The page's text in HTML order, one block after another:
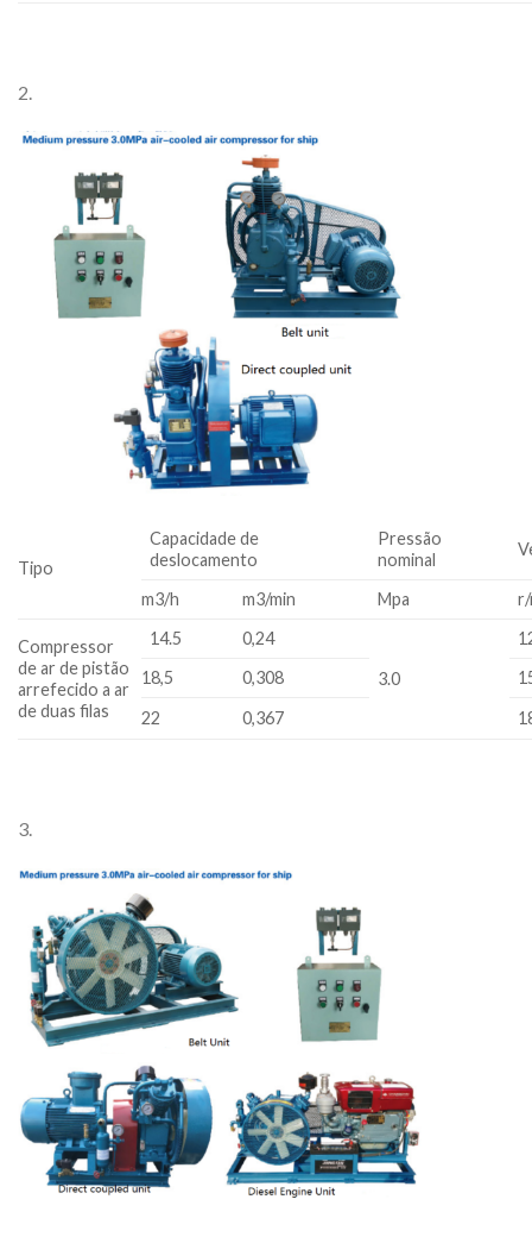
2.
Tipo
Capacidade de
deslocamento
Pressão
nominal
m3/h m3/min Mpa r/
Compressor
de ar de pistão
arrefecido a ar
de duas filas
14.5
0,24
3.0
18,5
0,308
22
0,367
3.